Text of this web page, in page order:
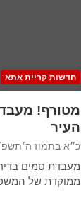
חדשות קריית אתא
מטורף!
העיר
כ״א בתמוז
מעבדת סמים
ממוקדת של